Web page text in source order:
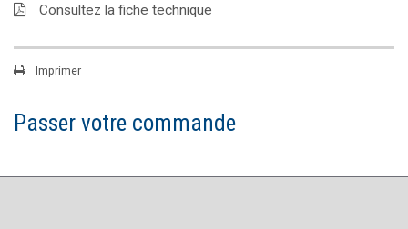
Consultez la fiche technique
Imprimer
Passer votre commande